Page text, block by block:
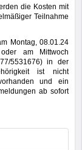
die Kosten mit
Teilnahme
Montag, 08.01.24
am Mittwoch
5531676) in der
ist nicht
und ein
ab sofort